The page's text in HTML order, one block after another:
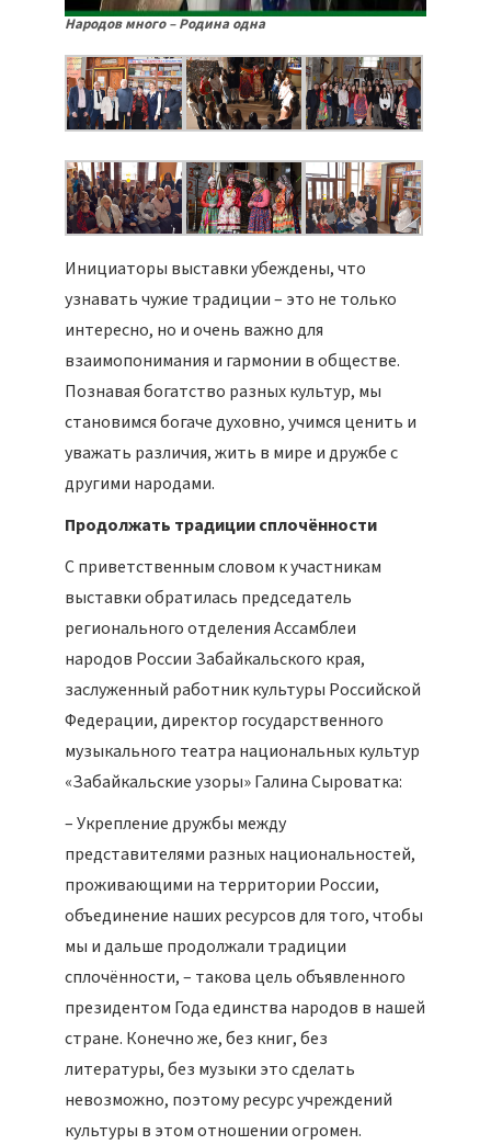
Народов много – Родина одна
Инициаторы выставки убеждены, что
узнавать чужие традиции – это не только
интересно, но и очень важно для
взаимопонимания и гармонии в обществе.
Познавая богатство разных культур, мы
становимся богаче духовно, учимся ценить и
уважать различия, жить в мире и дружбе с
другими народами.
Продолжать традиции сплочённости
С приветственным словом к участникам
выставки обратилась председатель
регионального отделения Ассамблеи
народов России Забайкальского края,
заслуженный работник культуры Российской
Федерации, директор государственного
музыкального театра национальных культур
«Забайкальские узоры» Галина Сыроватка:
– Укрепление дружбы между
представителями разных национальностей,
проживающими на территории России,
объединение наших ресурсов для того, чтобы
мы и дальше продолжали традиции
сплочённости, – такова цель объявленного
президентом Года единства народов в нашей
стране. Конечно же, без книг, без
литературы, без музыки это сделать
невозможно, поэтому ресурс учреждений
культуры в этом отношении огромен.